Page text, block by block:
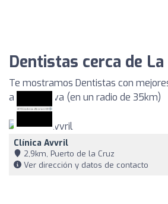
Dentistas cerca de
Te mostramos Dentistas con
a La Orotava (en un radio de 35km)
Clínica Avvril
2,9km, Puerto de la Cruz
Ver dirección y datos de contacto